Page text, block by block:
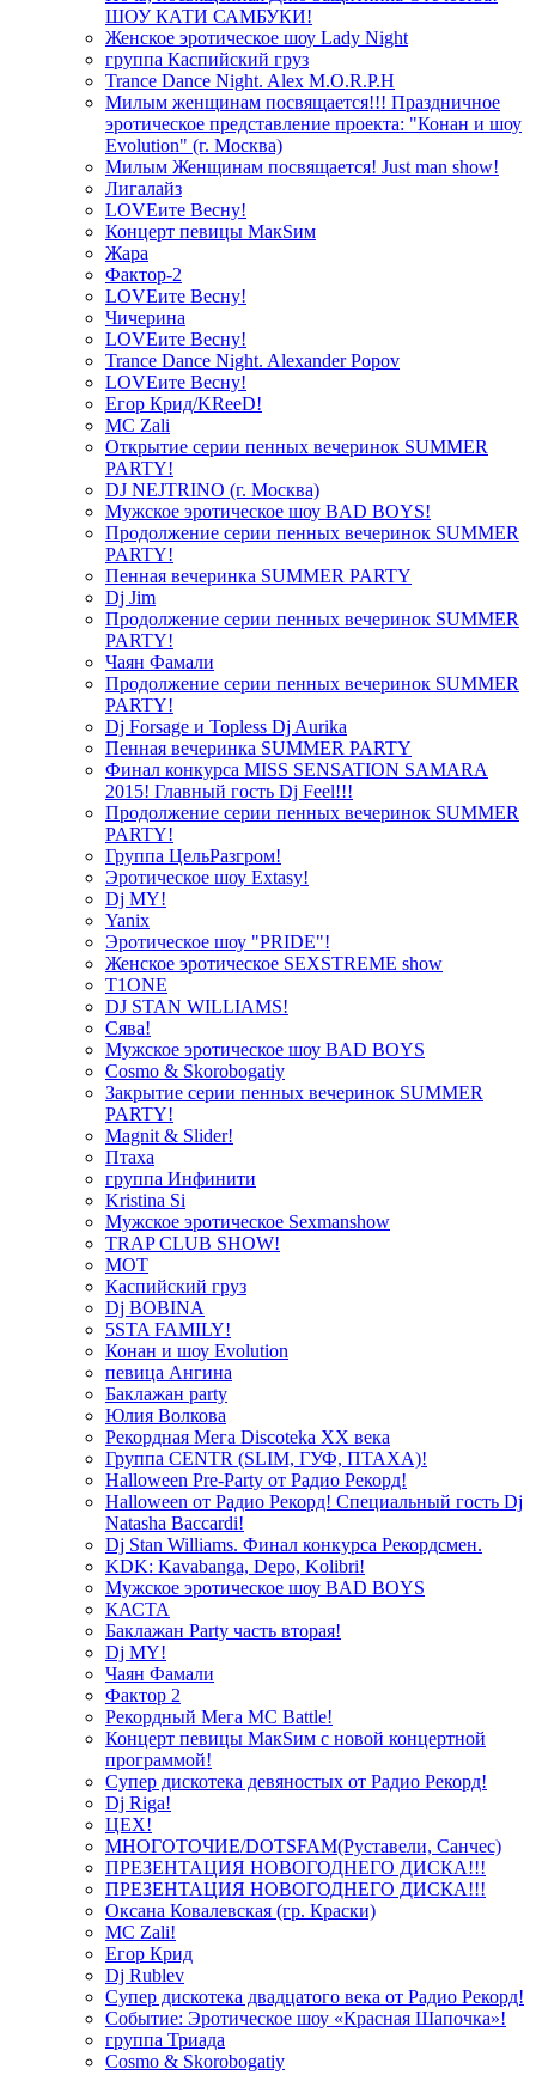
ШОУ КАТИ САМБУКИ!
Женское эротическое шоу Lady Night
группа Каспийский груз
Trance Dance Night. Alex M.O.R.P.H
Милым женщинам посвящается!!! Праздничное
эротическое представление проекта: "Конан и шоу
Evolution" (г. Москва)
Милым Женщинам посвящается! Just man show!
Лигалайз
LOVEите Весну!
Концерт певицы МакSим
Жара
Фактор-2
LOVEите Весну!
Чичерина
LOVEите Весну!
Trance Dance Night. Alexander Popov
LOVEите Весну!
Егор Крид/KReeD!
MC Zali
Открытие серии пенных вечеринок SUMMER
PARTY!
DJ NEJTRINO (г. Москва)
Мужское эротическое шоу BAD BOYS!
Продолжение серии пенных вечеринок SUMMER
PARTY!
Пенная вечеринка SUMMER PARTY
Dj Jim
Продолжение серии пенных вечеринок SUMMER
PARTY!
Чаян Фамали
Продолжение серии пенных вечеринок SUMMER
PARTY!
Dj Forsage и Topless Dj Aurika
Пенная вечеринка SUMMER PARTY
Финал конкурса MISS SENSATION SAMARA
2015! Главный гость Dj Feel!!!
Продолжение серии пенных вечеринок SUMMER
PARTY!
Группа ЦельРазгром!
Эротическое шоу Extasy!
Dj MY!
Yanix
Эротическое шоу "PRIDE"!
Женское эротическое SEXSTREME show
T1ONE
DJ STAN WILLIAMS!
Сява!
Мужское эротическое шоу BAD BOYS
Cosmo & Skorobogatiy
Закрытие серии пенных вечеринок SUMMER
PARTY!
Magnit & Slider!
Птаха
группа Инфинити
Kristina Si
Мужское эротическое Sexmanshow
TRAP CLUB SHOW!
МОТ
Каспийский груз
Dj BOBINA
5STA FAMILY!
Конан и шоу Evolution
певица Ангина
Баклажан party
Юлия Волкова
Рекордная Мега Discoteka XX века
Группа CENTR (SLIM, ГУФ, ПТАХА)!
Halloween Pre-Party от Радио Рекорд!
Halloween от Радио Рекорд! Специальный гость Dj
Natasha Baccardi!
Dj Stan Williams. Финал конкурса Рекордсмен.
KDK: Kavabanga, Depo, Kolibri!
Мужское эротическое шоу BAD BOYS
КАСТА
Баклажан Party часть вторая!
Dj MY!
Чаян Фамали
Фактор 2
Рекордный Мега МС Battle!
Концерт певицы МакSим с новой концертной
программой!
Супер дискотека девяностых от Радио Рекорд!
Dj Riga!
ЦЕХ!
МНОГОТОЧИЕ/DOTSFAM(Руставели, Санчес)
ПРЕЗЕНТАЦИЯ НОВОГОДНЕГО ДИСКА!!!
ПРЕЗЕНТАЦИЯ НОВОГОДНЕГО ДИСКА!!!
Оксана Ковалевская (гр. Краски)
MC Zali!
Егор Крид
Dj Rublev
Супер дискотека двадцатого века от Радио Рекорд!
Событие: Эротическое шоу «Красная Шапочка»!
группа Триада
Cosmo & Skorobogatiy